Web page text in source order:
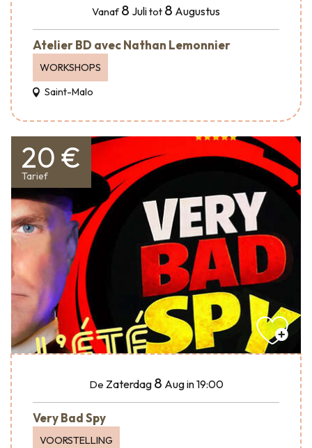
Vanaf 8 Julitot 8 Augustus
Atelier BD avec Nathan Lemonnier
WORKSHOPS
Saint-Malo
20 €
Tarief
De Zaterdag 8 Augin 19:00
Very Bad Spy
VOORSTELLING